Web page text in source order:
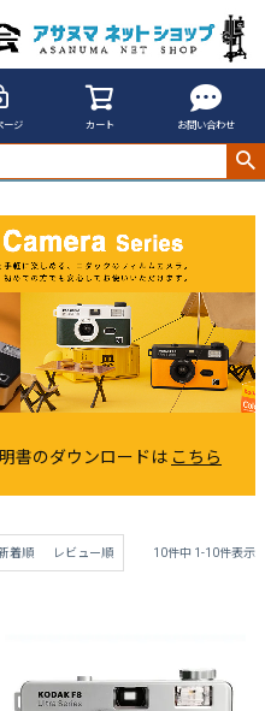
ージ カート お問い合わせ
書のダウンロードは こちら
着順 レビュー順 10件中 1 -10件表示